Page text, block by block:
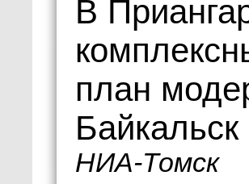
В
план
НИА-Томск